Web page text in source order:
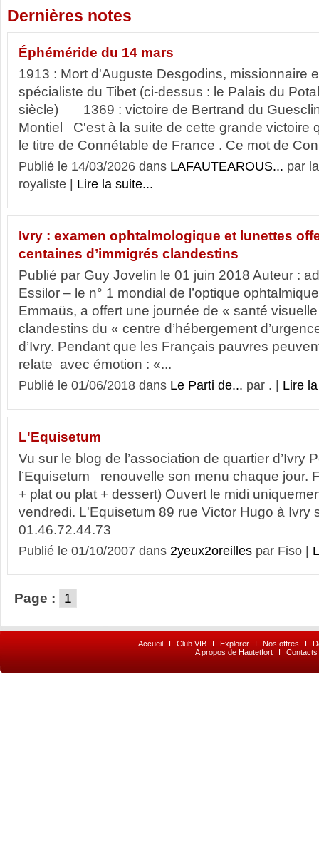
Dernières notes
Éphéméride du 14 mars
1913 : Mort d'Auguste Desgodins, missionnaire
spécialiste du Tibet (ci-dessus : le Palais du
siècle) 1369 : victoire de Bertrand du
Montiel C'est à la suite de cette grande victoire
le titre de Connétable de France . Ce mot de
Publié le 14/03/2026 dans LAFAUTEAROUS... par
royaliste | Lire la suite...
Ivry : examen ophtalmologique et lunettes
centaines d’immigrés clandestins
Publié par Guy Jovelin le 01 juin 2018 Auteur :
Essilor – le n° 1 mondial de l’optique
Emmaüs, a offert une journée de « santé
clandestins du « centre d’hébergement
d’Ivry. Pendant que les Français pauvres
relate avec émotion : «...
Publié le 01/06/2018 dans Le Parti de... par . | Lire
L'Equisetum
Vu sur le blog de l’association de quartier d’Ivry
l’Equisetum renouvelle son menu chaque jour.
+ plat ou plat + dessert) Ouvert le midi
vendredi. L'Equisetum 89 rue Victor Hugo à Ivry
01.46.72.44.73
Publié le 01/10/2007 dans 2yeux2oreilles par Fiso |
Page : 1
Accueil I Club VIB I Explorer I Nos offres I
A propos de Hautetfort
I Contacts